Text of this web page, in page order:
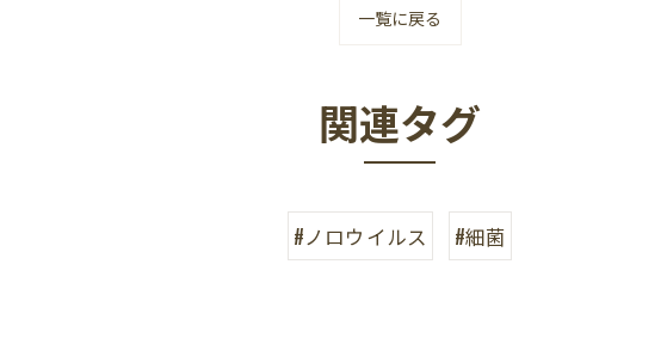
一覧に戻る
関連タグ
#ノロウイルス #細菌